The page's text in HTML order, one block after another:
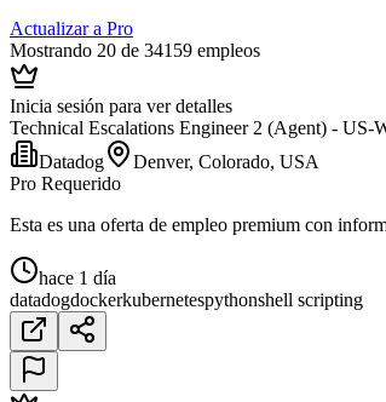
Actualizar a Pro
Mostrando 20 de 34159 empleos
Inicia sesión para ver detalles
Technical Escalations Engineer 2 (Agent) - US-
Datadog
Denver, Colorado, USA
Pro Requerido
Esta es una oferta de empleo premium con
hace 1 día
datadogdockerkubernetespythonshell scripting